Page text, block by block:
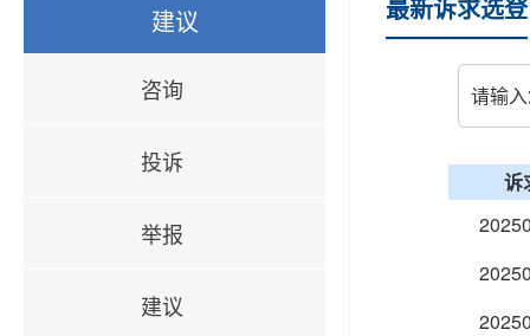
建议
咨询
投诉
举报
建议
最新诉求选登
请输
诉